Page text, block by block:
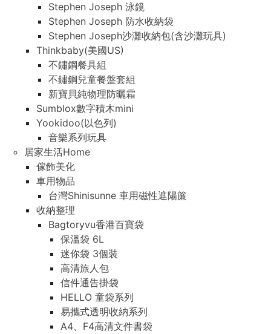
Stephen Joseph 泳鏡
Stephen Joseph 防水收納袋
Stephen Joseph沙灘收納包(含沙灘玩具)
Thinkbaby(美國US)
不鏽鋼餐具組
不鏽鋼兒童餐盤套組
新寶貝純物理防曬霜
Sumblox數字積木mini
Yookidoo(以色列)
音樂系列玩具
居家生活Home
傢飾美化
車用物品
台灣Shinisunne 車用磁性遮陽簾
收納整理
Bagtoryvu香港百寶袋
保溫袋 6L
迷你袋 3個裝
高清旅人包
信件通告掛袋
HELLO 童袋系列
易攜式透明收納系列
A4、F4高清文件書袋